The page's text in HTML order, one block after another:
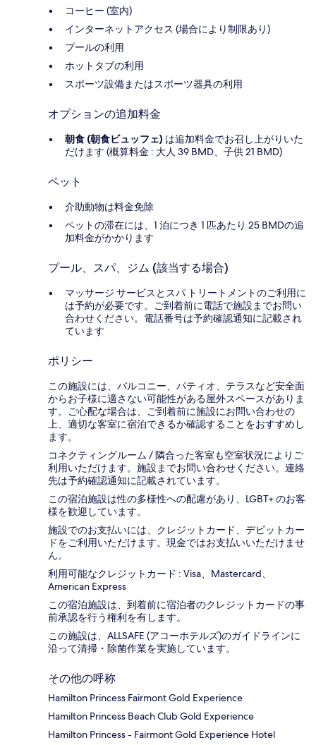
コーヒー (室内)
インターネットアクセス (場合により制限あり)
プールの利用
ホットタブの利用
スポーツ設備またはスポーツ器具の利用
オプションの追加料金
朝食 (朝食ビュッフェ) は追加料金でお召し上がりいた
だけます (概算料金 : 大人 39 BMD、子供 21 BMD)
ペット
介助動物は料金免除
ペットの滞在には、1 泊につき 1 匹あたり 25 BMDの追
加料金がかかります
プール、スパ、ジム (該当する場合)
マッサージ サービスとスパ トリートメントのご利用に
は予約が必要です。ご到着前に電話で施設までお問い
合わせください。電話番号は予約確認通知に記載され
ています
ポリシー
この施設には、バルコニー、パティオ、テラスなど安全面
からお子様に適さない可能性がある屋外スペースがありま
す。ご心配な場合は、ご到着前に施設にお問い合わせの
上、適切な客室に宿泊できるか確認することをおすすめし
ます。
コネクティングルーム / 隣合った客室も空室状況によりご
利用いただけます。施設までお問い合わせください。連絡
先は予約確認通知に記載されています。
この宿泊施設は性の多様性への配慮があり、LGBT+ のお客
様を歓迎しています。
施設でのお支払いには、クレジットカード、デビットカー
ドをご利用いただけます。現金ではお支払いいただけませ
ん。
利用可能なクレジットカード : Visa、Mastercard、
American Express
この宿泊施設は、到着前に宿泊者のクレジットカードの事
前承認を行う権利を有します。
この施設は、ALLSAFE (アコーホテルズ)のガイドラインに
沿って清掃・除菌作業を実施しています。
その他の呼称
Hamilton Princess Fairmont Gold Experience
Hamilton Princess Beach Club Gold Experience
Hamilton Princess - Fairmont Gold Experience Hotel